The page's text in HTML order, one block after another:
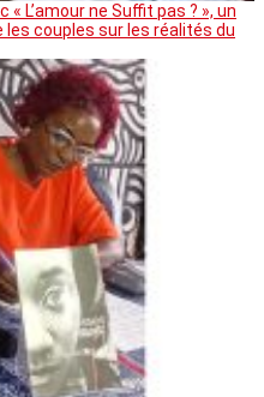
« L’amour ne Suffit pas ? », un
couples sur les réalités du